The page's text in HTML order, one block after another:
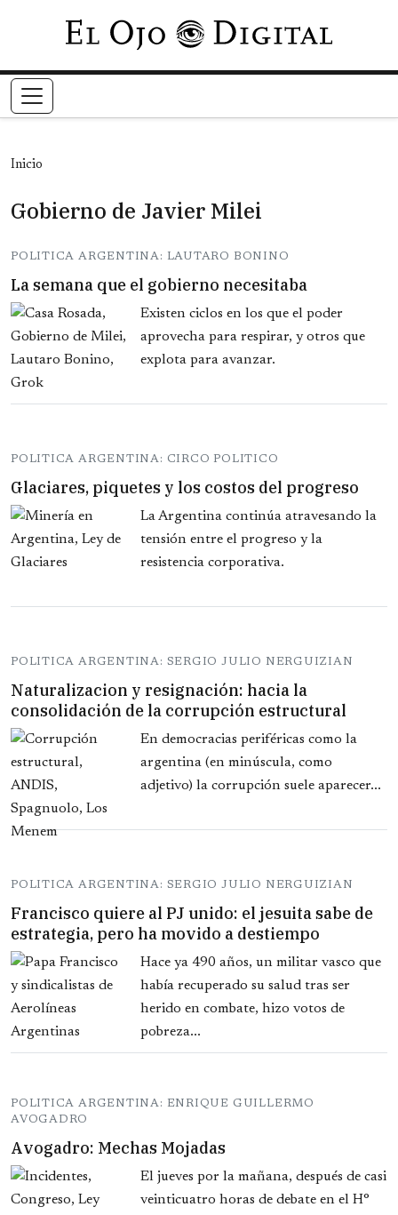
Pasar al contenido principal
Inicio
Gobierno de Javier Milei
POLITICA ARGENTINA: LAUTARO BONINO
La semana que el gobierno necesitaba
Existen ciclos en los que el poder
aprovecha para respirar, y otros que
explota para avanzar.
POLITICA ARGENTINA: CIRCO POLITICO
Glaciares, piquetes y los costos del progreso
La Argentina continúa atravesando la
tensión entre el progreso y la
resistencia corporativa.
POLITICA ARGENTINA: SERGIO JULIO NERGUIZIAN
Naturalizacion y resignación: hacia la
consolidación de la corrupción estructural
En democracias periféricas como la
argentina (en minúscula, como
adjetivo) la corrupción suele aparecer...
POLITICA ARGENTINA: SERGIO JULIO NERGUIZIAN
Francisco quiere al PJ unido: el jesuita sabe de
estrategia, pero ha movido a destiempo
Hace ya 490 años, un militar vasco que
había recuperado su salud tras ser
herido en combate, hizo votos de
pobreza...
POLITICA ARGENTINA: ENRIQUE GUILLERMO
AVOGADRO
Avogadro: Mechas Mojadas
El jueves por la mañana, después de casi
veinticuatro horas de debate en el H°